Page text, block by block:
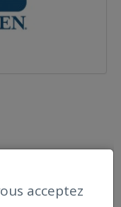
acceptez